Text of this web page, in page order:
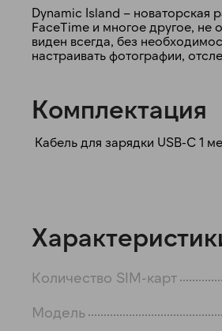
Dynamic Island – новаторская
FaceTime и многое другое, не
виден всегда, без
настраивать фотографии,
Комплектация
Кабель для зарядки USB-C 1
Количество SIM-карт
Модель